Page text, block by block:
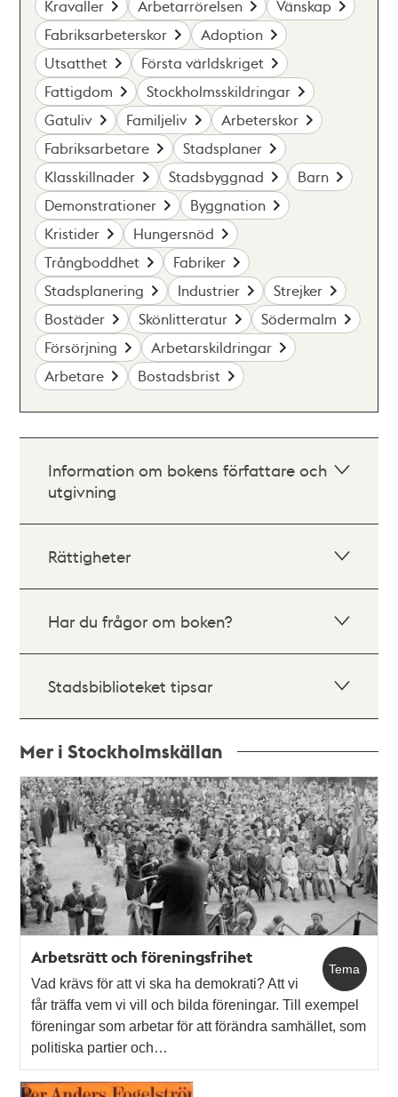
Kravaller
Arbetarrörelsen
Vänskap
Fabriksarbeterskor
Adoption
Utsatthet
Första världskriget
Fattigdom
Stockholmsskildringar
Gatuliv
Familjeliv
Arbeterskor
Fabriksarbetare
Stadsplaner
Klasskillnader
Stadsbyggnad
Barn
Demonstrationer
Byggnation
Kristider
Hungersnöd
Trångboddhet
Fabriker
Stadsplanering
Industrier
Strejker
Bostäder
Skönlitteratur
Södermalm
Försörjning
Arbetarskildringar
Arbetare
Bostadsbrist
Information om bokens författare och
utgivning
Rättigheter
Har du frågor om boken?
Stadsbiblioteket tipsar
Mer i Stockholmskällan
Relaterade
poster
och
teman
Tema
Arbetsrätt och föreningsfrihet
Vad krävs för att vi ska ha demokrati? Att vi
får träffa vem vi vill och bilda föreningar. Till exempel
föreningar som arbetar för att förändra samhället, som
politiska partier och…